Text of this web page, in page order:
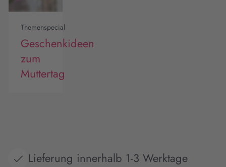
Themenspecial
Geschenkideen
zum
Muttertag
Lieferung innerhalb 1-3 Werktage